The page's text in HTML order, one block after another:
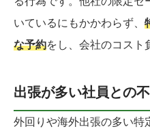
いているにもかかわらず、
な予約をし、会社のコスト
出張が多い社員との
外回りや海外出張の多い特